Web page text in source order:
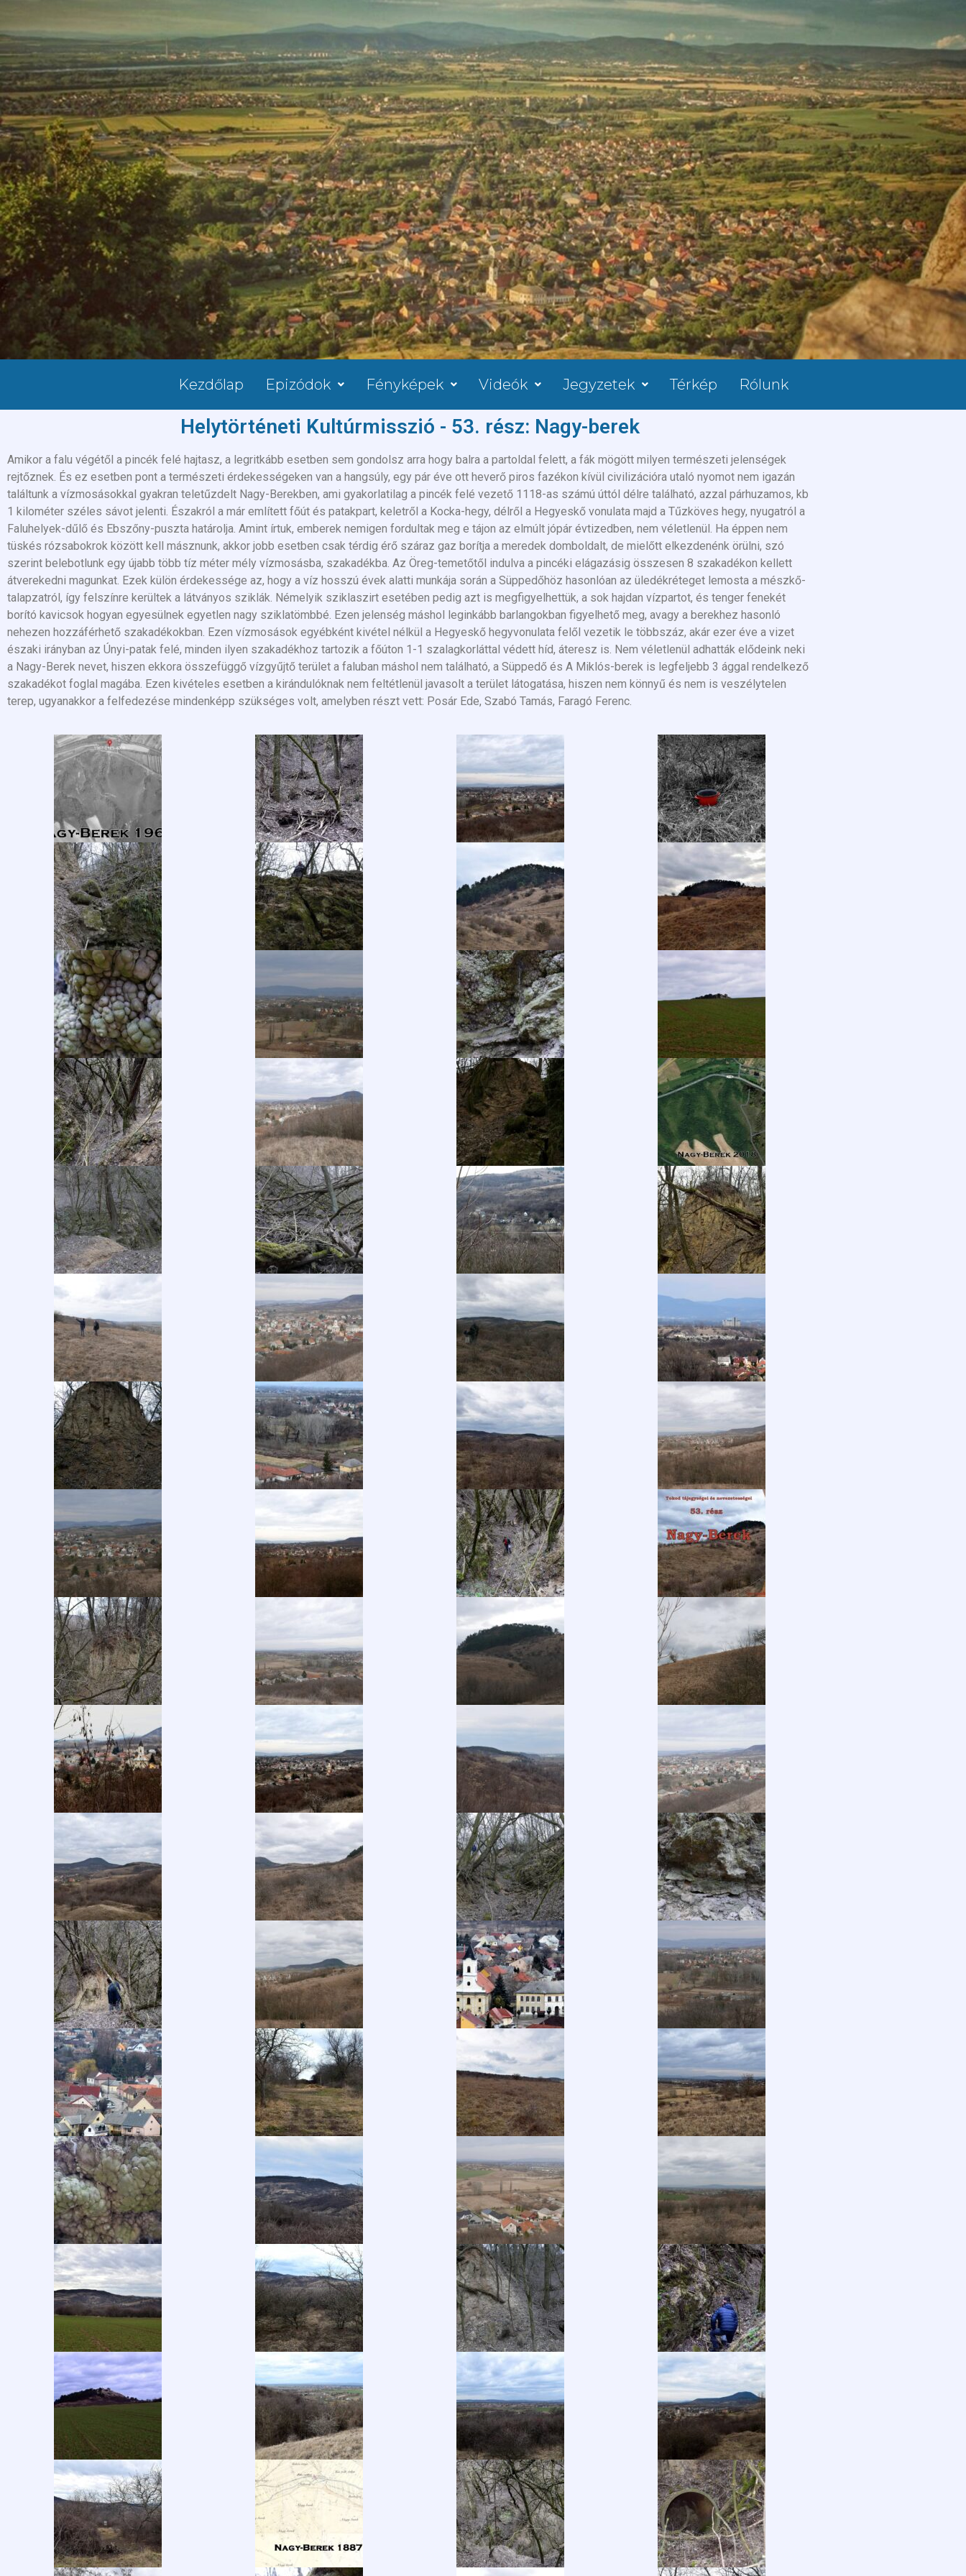
Kezdőlap Epizódok Fényképek Videók Jegyzetek Térkép Rólunk
Helytörténeti Kultúrmisszió - 53. rész: Nagy-berek
Amikor a falu végétől a pincék felé hajtasz, a legritkább esetben sem gondolsz arra hogy balra a partoldal felett, a fák mögött milyen természeti jelenségek
rejtőznek. És ez esetben pont a természeti érdekességeken van a hangsúly, egy pár éve ott heverő piros fazékon kívül civilizációra utaló nyomot nem igazán
találtunk a vízmosásokkal gyakran teletűzdelt Nagy-Berekben, ami gyakorlatilag a pincék felé vezető 1118-as számú úttól délre található, azzal párhuzamos, kb
1 kilométer széles sávot jelenti. Északról a már említett főút és patakpart, keletről a Kocka-hegy, délről a Hegyeskő vonulata majd a Tűzköves hegy, nyugatról a
Faluhelyek-dűlő és Ebszőny-puszta határolja. Amint írtuk, emberek nemigen fordultak meg e tájon az elmúlt jópár évtizedben, nem véletlenül. Ha éppen nem
tüskés rózsabokrok között kell másznunk, akkor jobb esetben csak térdig érő száraz gaz borítja a meredek domboldalt, de mielőtt elkezdenénk örülni, szó
szerint belebotlunk egy újabb több tíz méter mély vízmosásba, szakadékba. Az Öreg-temetőtől indulva a pincéki elágazásig összesen 8 szakadékon kellett
átverekedni magunkat. Ezek külön érdekessége az, hogy a víz hosszú évek alatti munkája során a Süppedőhöz hasonlóan az üledékréteget lemosta a mészkő-
talapzatról, így felszínre kerültek a látványos sziklák. Némelyik sziklaszirt esetében pedig azt is megfigyelhettük, a sok hajdan vízpartot, és tenger fenekét
borító kavicsok hogyan egyesülnek egyetlen nagy sziklatömbbé. Ezen jelenség máshol leginkább barlangokban figyelhető meg, avagy a berekhez hasonló
nehezen hozzáférhető szakadékokban. Ezen vízmosások egyébként kivétel nélkül a Hegyeskő hegyvonulata felől vezetik le többszáz, akár ezer éve a vizet
északi irányban az Únyi-patak felé, minden ilyen szakadékhoz tartozik a főúton 1-1 szalagkorláttal védett híd, áteresz is. Nem véletlenül adhatták elődeink neki
a Nagy-Berek nevet, hiszen ekkora összefüggő vízgyűjtő terület a faluban máshol nem található, a Süppedő és A Miklós-berek is legfeljebb 3 ággal rendelkező
szakadékot foglal magába. Ezen kivételes esetben a kirándulóknak nem feltétlenül javasolt a terület látogatása, hiszen nem könnyű és nem is veszélytelen
terep, ugyanakkor a felfedezése mindenképp szükséges volt, amelyben részt vett: Posár Ede, Szabó Tamás, Faragó Ferenc.